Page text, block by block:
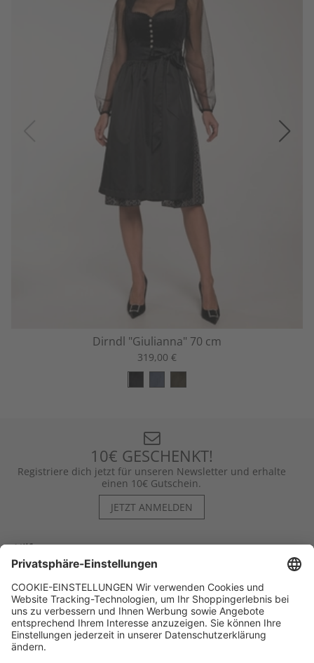
Dirndl "Giulianna" 70 cm
319,00 €
10€ GESCHENKT!
Registriere dich jetzt für unseren Newsletter und erhalte
einen 10€ Gutschein.
JETZT ANMELDEN
Hilfe
Kontakt
Kategorien